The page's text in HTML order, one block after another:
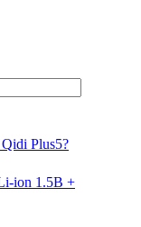
Plus5?
ion 1.5В +